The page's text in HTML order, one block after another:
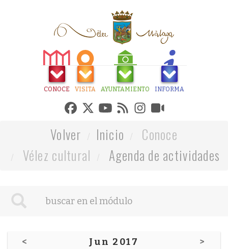
CONOCE VISITA AYUNTAMIENTO INFORMA
Volver Inicio
Conoce
Vélez cultural
Agenda de actividades
< Jun 2017 >